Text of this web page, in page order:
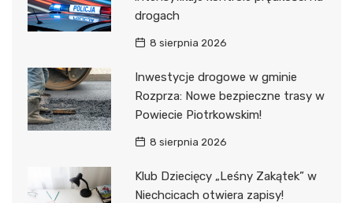
drogach
8 sierpnia 2026
Inwestycje drogowe w gminie
Rozprza: Nowe bezpieczne trasy w
Powiecie Piotrkowskim!
8 sierpnia 2026
Klub Dziecięcy „Leśny Zakątek” w
Niechcicach otwiera zapisy!